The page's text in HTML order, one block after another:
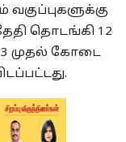
வகுப்புகளுக்கு
தொடங்கி 12
முதல் கோடை